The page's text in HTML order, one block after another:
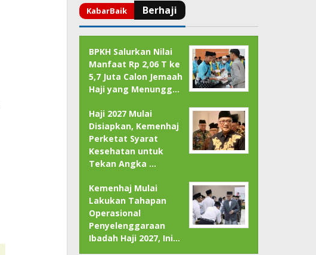
BPKH Salurkan Nilai
Manfaat Rp 2,06 T ke
5,7 Juta Calon Jemaah
Haji yang Menungg…
Haji 2027 Mulai
Disiapkan, Kemenhaj
Perketat Syarat
Kesehatan untuk
Tekan Angka …
Kemenhaj Mulai
Lakukan Tahapan
Operasional
Penyelenggaraan
Ibadah Haji 2027, Ini…